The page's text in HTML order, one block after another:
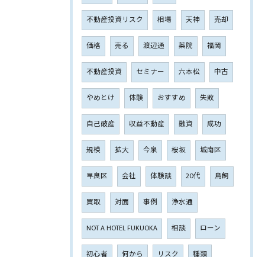
不動産投資リスク 相場 天神 売却
価格 売る 渡辺通 薬院 福岡
不動産投資 セミナー 六本松 中古
やめとけ 体験 おすすめ 失敗
自己破産 収益不動産 融資 成功
規模 拡大 今泉 桜坂 城南区
早良区 会社 体験談 20代 鳥飼
買取 対面 事例 浄水通
NOT A HOTEL FUKUOKA 相談 ローン
初心者 何から リスク 種類